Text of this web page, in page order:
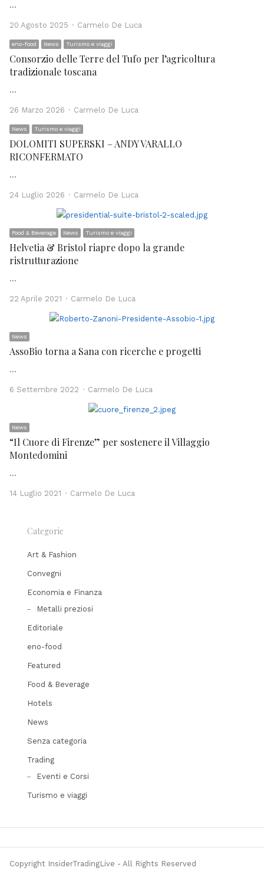
…
20 Agosto 2025 Author
Carmelo De Luca
eno-food News Turismo e viaggi
Consorzio delle Terre del Tufo per l’agricoltura
tradizionale toscana
…
26 Marzo 2026 Author
Carmelo De Luca
News Turismo e viaggi
DOLOMITI SUPERSKI – ANDY VARALLO
RICONFERMATO
…
24 Luglio 2026 Author
Carmelo De Luca
Food & Beverage News Turismo e viaggi
Helvetia & Bristol riapre dopo la grande
ristrutturazione
…
22 Aprile 2021 Author
Carmelo De Luca
News
AssoBio torna a Sana con ricerche e progetti
…
6 Settembre 2022 Author
Carmelo De Luca
News
“Il Cuore di Firenze” per sostenere il Villaggio
Montedomini
…
14 Luglio 2021 Author
Carmelo De Luca
Categorie
Art & Fashion
Convegni
Economia e Finanza
Metalli preziosi
Editoriale
eno-food
Featured
Food & Beverage
Hotels
News
Senza categoria
Trading
Eventi e Corsi
Turismo e viaggi
Copyright InsiderTradingLive - All Rights Reserved